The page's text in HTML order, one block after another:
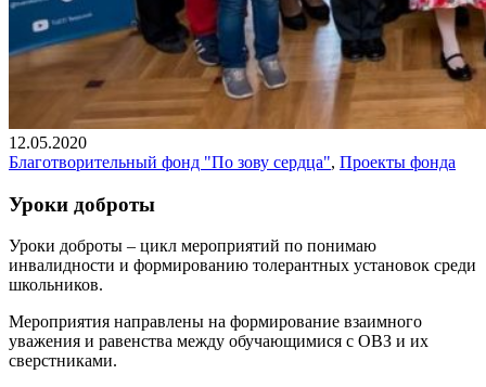
12.05.2020
Благотворительный фонд "По зову сердца", Проекты фонда
Уроки доброты
Уроки доброты – цикл мероприятий по понимаю
инвалидности и формированию толерантных установок среди
школьников.
Мероприятия направлены на формирование взаимного
уважения и равенства между обучающимися с ОВЗ и их
сверстниками.